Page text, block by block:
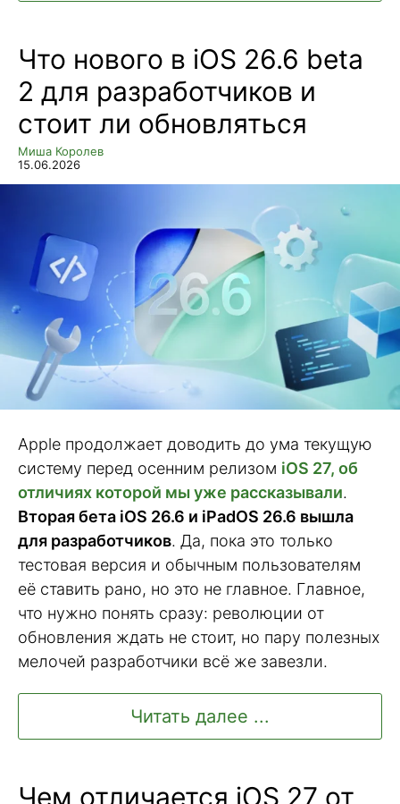
Что нового в iOS 26.6 beta
2 для разработчиков и
стоит ли обновляться
Миша Королев
15.06.2026
Apple продолжает доводить до ума текущую
систему перед осенним релизом iOS 27, об
отличиях которой мы уже рассказывали.
Вторая бета iOS 26.6 и iPadOS 26.6 вышла
для разработчиков. Да, пока это только
тестовая версия и обычным пользователям
её ставить рано, но это не главное. Главное,
что нужно понять сразу: революции от
обновления ждать не стоит, но пару полезных
мелочей разработчики всё же завезли.
Читать далее ...
Чем отличается iOS 27 от